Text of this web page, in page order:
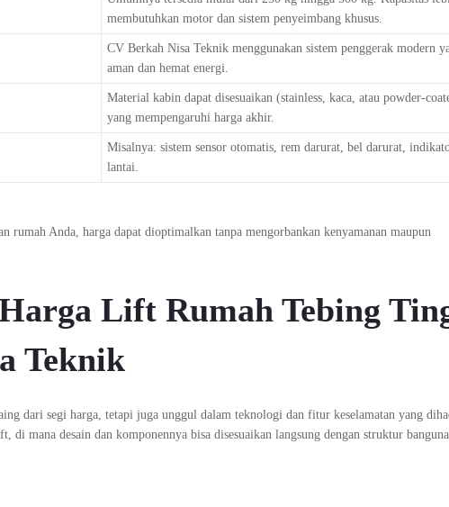
membutuhkan motor dan sistem penyeimbang khusus.
CV Berkah Nisa Teknik menggunakan sistem penggerak modern
aman dan hemat energi.
Material kabin dapat disesuaikan (stainless, kaca, atau powder-
yang mempengaruhi harga akhir.
Misalnya: sistem sensor otomatis, rem darurat, bel darurat,
lantai.
rumah Anda, harga dapat dioptimalkan tanpa mengorbankan kenyamanan maupun
Lift Rumah Tebing
Teknik
dari segi harga, tetapi juga unggul dalam teknologi dan fitur keselamatan yang
mana desain dan komponennya bisa disesuaikan langsung dengan struktur